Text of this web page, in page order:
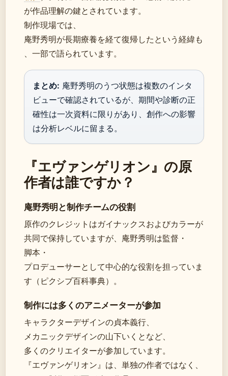
が作品理解の鍵とされています。
制作現場では、
庵野秀明が長期療養を経て復帰したという経緯も
、一部で語られています。
まとめ: 庵野秀明のうつ状態は複数のインタ
ビューで確認されているが、期間や診断の正
確性は一次資料に限りがあり、創作への影響
は分析レベルに留まる。
『エヴァンゲリオン』の原
作者は誰ですか？
庵野秀明と制作チームの役割
原作のクレジットはガイナックスおよびカラーが
共同で保持していますが、庵野秀明は監督・
脚本・
プロデューサーとして中心的な役割を担っていま
す（ピクシブ百科事典）。
制作には多くのアニメーターが参加
キャラクターデザインの貞本義行、
メカニックデザインの山下いくとなど、
多くのクリエイターが参加しています。
『エヴァンゲリオン』は、単独の作者ではなく、